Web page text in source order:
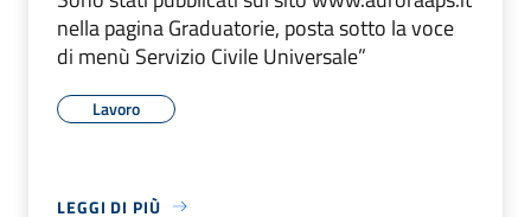
nella pagina Graduatorie, posta sotto la voce
di menù Servizio Civile Universale”
Lavoro
LEGGI DI PIÙ